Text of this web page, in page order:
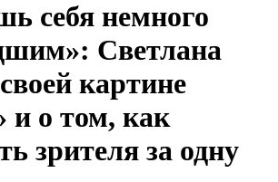
себя немного
Светлана
картине
и о том, как
зрителя за одну